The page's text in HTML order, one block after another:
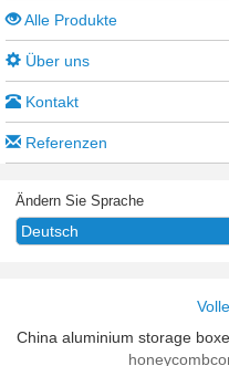
Alle Produkte
Über uns
Kontakt
Referenzen
Ändern Sie Sprache
China aluminium storage